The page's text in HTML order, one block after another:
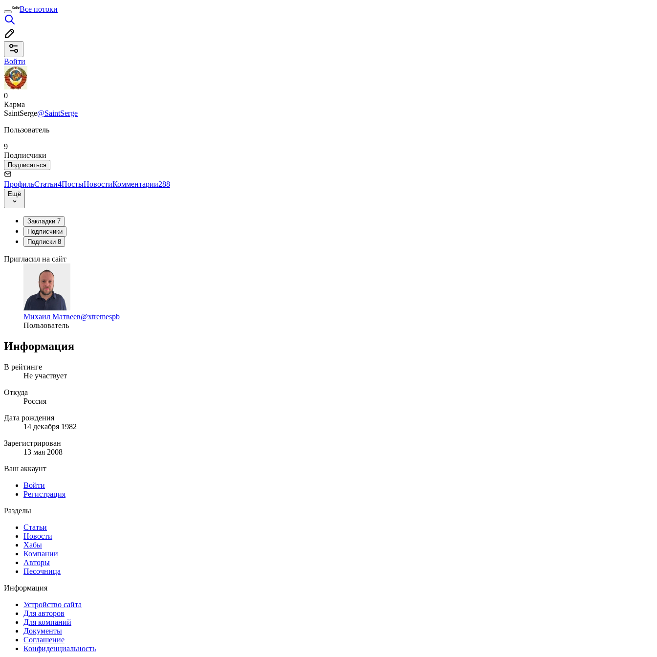
Все потоки
Войти
0
Карма
SaintSerge@SaintSerge
Пользователь
9
Подписчики
Подписаться
ПрофильСтатьи4ПостыНовостиКомментарии288
Ещё
Закладки 7
Подписчики
Подписки 8
Пригласил на сайт
Михаил Матвеев@xtremespb
Пользователь
Информация
В рейтинге
Не участвует
Откуда
Россия
Дата рождения
14 декабря 1982
Зарегистрирован
13 мая 2008
Ваш аккаунт
Войти
Регистрация
Разделы
Статьи
Новости
Хабы
Компании
Авторы
Песочница
Информация
Устройство сайта
Для авторов
Для компаний
Документы
Соглашение
Конфиденциальность